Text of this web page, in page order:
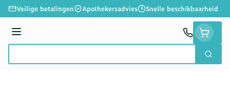
Ga naar de inhoud
Veilige betalingen Apothekersadvies Snelle beschikbaarheid
Menu
Zoek